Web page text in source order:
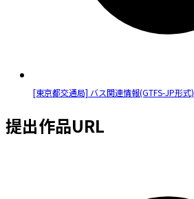
[東京都交通局] バス関連情報(GTFS-JP形式)
提出作品URL